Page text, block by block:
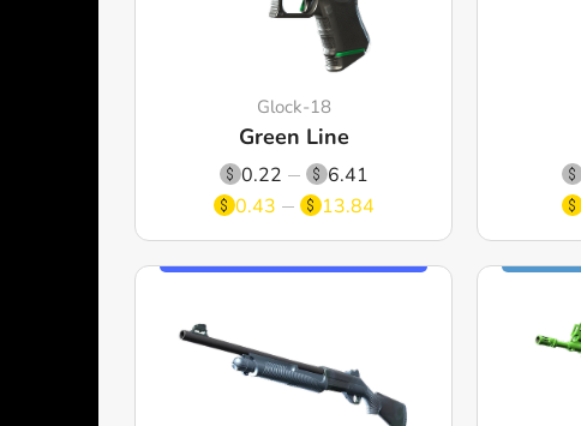
Glock-18
Green Line
0.22
6.41
0.43
13.84